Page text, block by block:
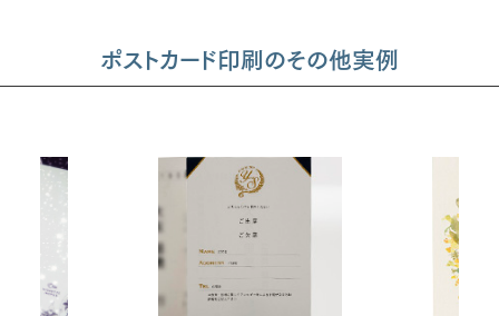
ポストカード印刷のその他実例